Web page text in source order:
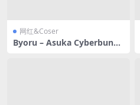
网红&Coser
Byoru – Asuka Cyberbunk